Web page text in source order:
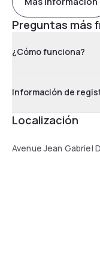
Preguntas más
¿Cómo funciona?
Información de
Localización
Avenue Jean Gabriel